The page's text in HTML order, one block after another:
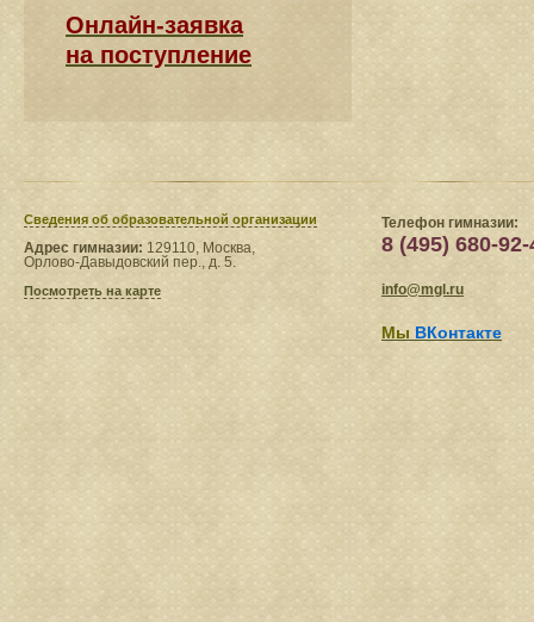
Онлайн-заявка
на поступление
Сведения​ об образовательной организации
Адрес гимназии: 129110, Москва,
Орлово-Давыдовский пер., д. 5.
Посмотреть на карте
Телефон гимназии:
8 (495) 680-92-
info@mgl.ru
Мы ВКонтакте